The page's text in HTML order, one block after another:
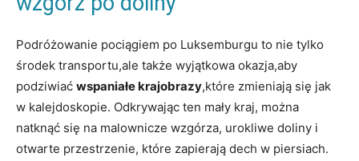
Podróżowanie pociągiem po Luksemburgu to⁤ nie ‍tylko
środek transportu,ale także ‍wyjątkowa okazja,aby
podziwiać wspaniałe krajobrazy,które zmieniają się ⁢jak
w kalejdoskopie. Odkrywając ten ⁤mały kraj, można
natknąć ⁢się na ‌malownicze wzgórza, urokliwe doliny i
otwarte przestrzenie, ‍które zapierają dech w piersiach.